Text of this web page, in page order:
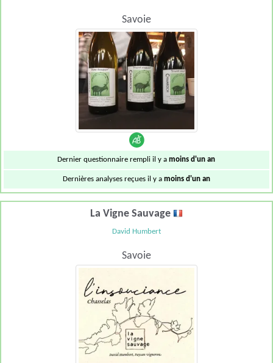
Savoie
Dernier questionnaire rempli il y amoins d'un an
Dernières analyses reçues il y a moins d'un an
La Vigne Sauvage
David Humbert
Savoie